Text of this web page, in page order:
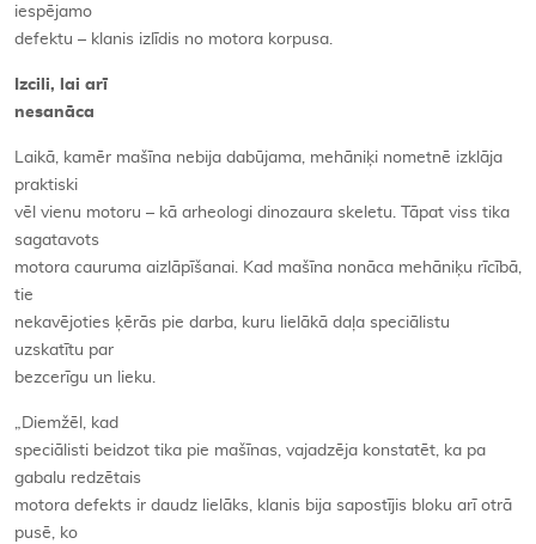
iespējamo
defektu – klanis izlīdis no motora korpusa.
Izcili, lai arī
nesanāca
Laikā, kamēr mašīna nebija dabūjama, mehāniķi nometnē izklāja
praktiski
vēl vienu motoru – kā arheologi dinozaura skeletu. Tāpat viss tika
sagatavots
motora cauruma aizlāpīšanai. Kad mašīna nonāca mehāniķu rīcībā,
tie
nekavējoties ķērās pie darba, kuru lielākā daļa speciālistu
uzskatītu par
bezcerīgu un lieku.
„Diemžēl, kad
speciālisti beidzot tika pie mašīnas, vajadzēja konstatēt, ka pa
gabalu redzētais
motora defekts ir daudz lielāks, klanis bija sapostījis bloku arī otrā
pusē, ko